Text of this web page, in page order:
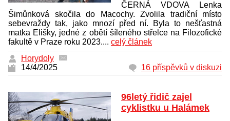
ČERNÁ VDOVA Lenka
Šimůnková skočila do Macochy. Zvolila tradiční místo
sebevraždy tak, jako mnozí před ní. Byla to nešťastná
matka Elišky, jedné z obětí šíleného střelce na Filozofické
fakultě v Praze roku 2023.... celý článek
Horydoly
14/4/2025
16 příspěvků v diskuzi
96letý řidič zajel
cyklistku u Halámek